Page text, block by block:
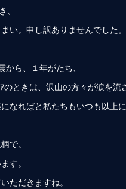
い。申し訳ありませんでした。
ら、１年がたち、
ときは、沢山の方々が涙を流
なればと私たちもいつも以上
で。
す。
ただきますね。